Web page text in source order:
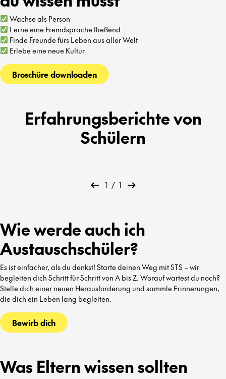
Wachse als Person
Lerne eine Fremdsprache fließend
Finde Freunde fürs Leben aus aller Welt
Erlebe eine neue Kultur
Broschüre downloaden
Erfahrungsberichte von
Schülern
1 / 1
Wie werde auch ich
Austauschschüler?
Es ist einfacher, als du denkst! Starte deinen Weg mit STS – wir
begleiten dich Schritt für Schritt von A bis Z. Worauf wartest du noch?
Stelle dich einer neuen Herausforderung und sammle Erinnerungen,
die dich ein Leben lang begleiten.
Bewirb dich
Was Eltern wissen sollten